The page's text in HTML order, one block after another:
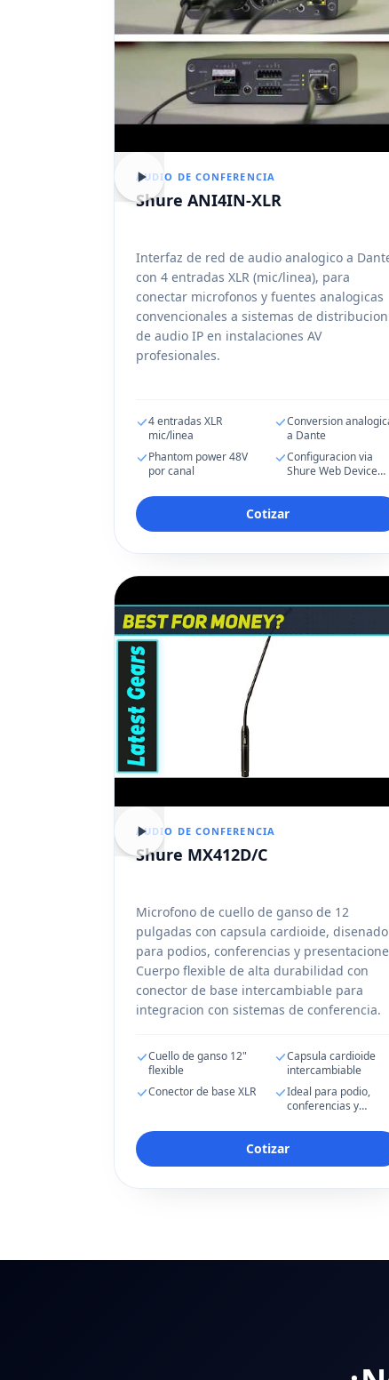
AUDIO DE CONFERENCIA
Shure ANI4IN-XLR
Interfaz de red de audio analogico a
con 4 entradas XLR (mic/linea), para
conectar microfonos y fuentes analogicas
convencionales a sistemas de distribucion
de audio IP en instalaciones AV
profesionales.
4 entradas XLR
mic/linea
Conversion
a Dante
Phantom power 48V
por canal
Configuracion via
Shure Web Device
Cotizar
AUDIO DE CONFERENCIA
Shure MX412D/C
Microfono de cuello de ganso de 12
pulgadas con capsula cardioide, disenado
para podios, conferencias y
Cuerpo flexible de alta durabilidad con
conector de base intercambiable para
integracion con sistemas de conferencia.
Cuello de ganso 12"
flexible
Capsula cardioide
intercambiable
Conector de base XLR
Ideal para podio,
conferencias y
Cotizar